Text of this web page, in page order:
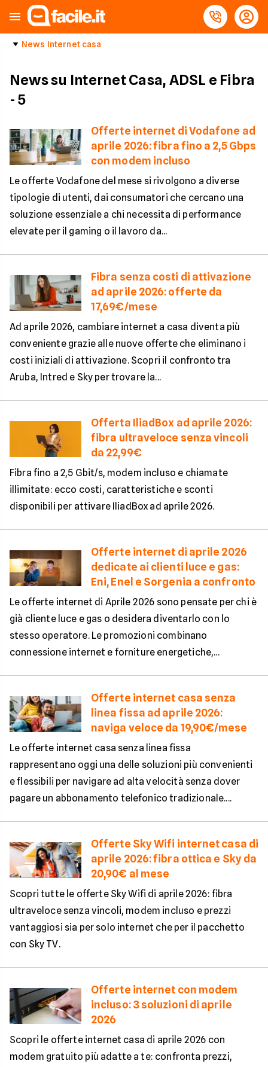
News Internet casa
News su Internet Casa, ADSL e Fibra
- 5
Offerte internet di Vodafone ad
aprile 2026: fibra fino a 2,5 Gbps
con modem incluso
Le offerte Vodafone del mese si rivolgono a diverse
tipologie di utenti, dai consumatori che cercano una
soluzione essenziale a chi necessita di performance
elevate per il gaming o il lavoro da...
Fibra senza costi di attivazione
ad aprile 2026: offerte da
17,69€/mese
Ad aprile 2026, cambiare internet a casa diventa più
conveniente grazie alle nuove offerte che eliminano i
costi iniziali di attivazione. Scopri il confronto tra
Aruba, Intred e Sky per trovare la...
Offerta IliadBox ad aprile 2026:
fibra ultraveloce senza vincoli
da 22,99€
Fibra fino a 2,5 Gbit/s, modem incluso e chiamate
illimitate: ecco costi, caratteristiche e sconti
disponibili per attivare IliadBox ad aprile 2026.
Offerte internet di aprile 2026
dedicate ai clienti luce e gas:
Eni, Enel e Sorgenia a confronto
Le offerte internet di Aprile 2026 sono pensate per chi è
già cliente luce e gas o desidera diventarlo con lo
stesso operatore. Le promozioni combinano
connessione internet e forniture energetiche,...
Offerte internet casa senza
linea fissa ad aprile 2026:
naviga veloce da 19,90€/mese
Le offerte internet casa senza linea fissa
rappresentano oggi una delle soluzioni più convenienti
e flessibili per navigare ad alta velocità senza dover
pagare un abbonamento telefonico tradizionale....
Offerte Sky Wifi internet casa di
aprile 2026: fibra ottica e Sky da
20,90€ al mese
Scopri tutte le offerte Sky Wifi di aprile 2026: fibra
ultraveloce senza vincoli, modem incluso e prezzi
vantaggiosi sia per solo internet che per il pacchetto
con Sky TV.
Offerte internet con modem
incluso: 3 soluzioni di aprile
2026
Scopri le offerte internet casa di aprile 2026 con
modem gratuito più adatte a te: confronta prezzi,